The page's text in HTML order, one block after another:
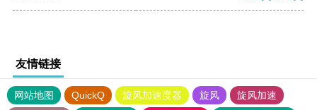
友情链接
网站地图 QuickQ 旋风加速度器 旋风
旋风加速